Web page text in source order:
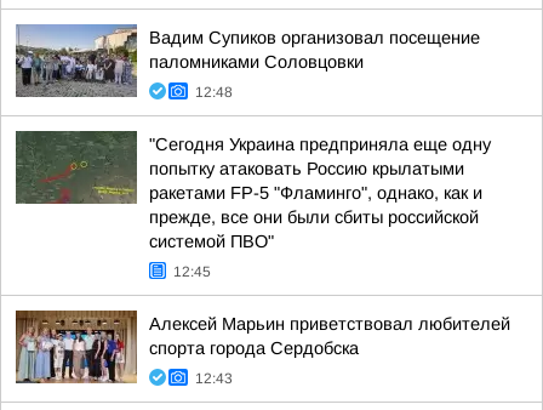
Вадим Супиков организовал посещение
паломниками Соловцовки
12:48
"Сегодня Украина предприняла еще одну
попытку атаковать Россию крылатыми
ракетами FP-5 "Фламинго", однако, как и
прежде, все они были сбиты российской
системой ПВО"
12:45
Алексей Марьин приветствовал любителей
спорта города Сердобска
12:43